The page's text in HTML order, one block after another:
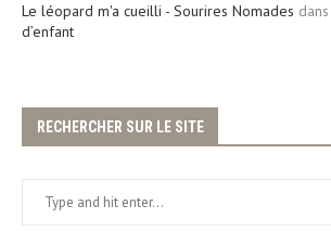
Le léopard m'a cueilli - Sourires Nomades dans
d’enfant
RECHERCHER SUR LE SITE